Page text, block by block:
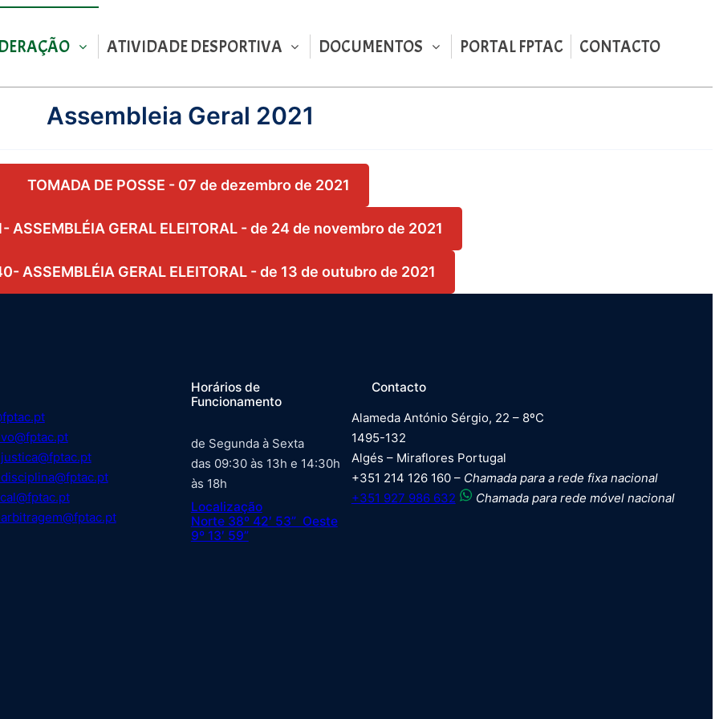
ATIVIDADE DESPORTIVA DOCUMENTOS PORTAL FPTAC CONTACTO
Assembleia Geral 2021
TOMADA DE POSSE - 07 de dezembro de 2021
ASSEMBLÉIA GERAL ELEITORAL - de 24 de novembro de 2021
ASSEMBLÉIA GERAL ELEITORAL - de 13 de outubro de 2021
Horários de
Funcionamento
de Segunda à Sexta
das 09:30 às 13h e 14:30h
às 18h
Localização
Norte 38º 42′ 53” Oeste
9º 13′ 59”
Contacto
Alameda António Sérgio, 22 – 8ºC
1495-132
Algés – Miraflores Portugal
+351 214 126 160 – Chamada para a rede fixa nacional
+351 927 986 632
Chamada para rede móvel nacional